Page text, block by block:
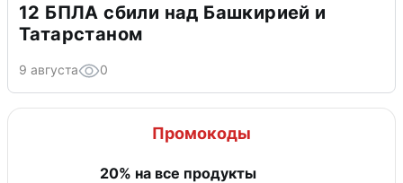
12 БПЛА сбили над Башкирией и
Татарстаном
9 августа 0
Промокоды
20% на все продукты